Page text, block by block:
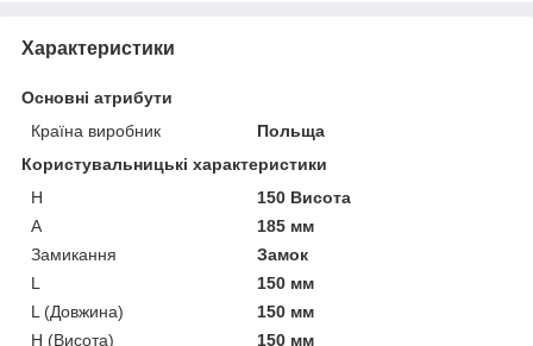
Характеристики
Основні атрибути
Країна виробник
Польща
Користувальницькі характеристики
H
150 Висота
А
185 мм
Замикання
Замок
L
150 мм
L (Довжина)
150 мм
H (Висота)
150 мм